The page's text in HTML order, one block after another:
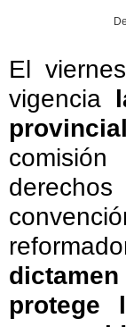
El
vigencia
protege